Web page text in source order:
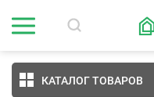
КАТАЛОГ ТОВАРОВ